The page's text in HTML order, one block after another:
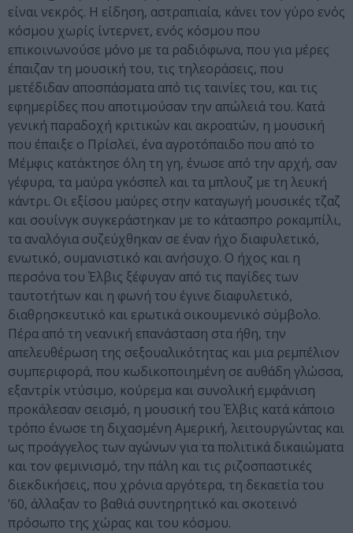
είναι νεκρός. Η είδηση, αστραπιαία, κάνει τον γύρο ενός
κόσμου χωρίς ίντερνετ, ενός κόσμου που
επικοινωνούσε μόνο με τα ραδιόφωνα, που για μέρες
έπαιζαν τη μουσική του, τις τηλεοράσεις, που
μετέδιδαν αποσπάσματα από τις ταινίες του, και τις
εφημερίδες που αποτιμούσαν την απώλειά του. Κατά
γενική παραδοχή κριτικών και ακροατών, η μουσική
που έπαιξε ο Πρίσλεϊ, ένα αγροτόπαιδο που από το
Μέμφις κατάκτησε όλη τη γη, ένωσε από την αρχή, σαν
γέφυρα, τα μαύρα γκόσπελ και τα μπλουζ με τη λευκή
κάντρι. Οι εξίσου μαύρες στην καταγωγή μουσικές τζαζ
και σουίνγκ συγκεράστηκαν με το κάτασπρο ροκαμπίλι,
τα αναλόγια συζεύχθηκαν σε έναν ήχο διαφυλετικό,
ενωτικό, ουμανιστικό και ανήσυχο. Ο ήχος και η
περσόνα του Έλβις ξέφυγαν από τις παγίδες των
ταυτοτήτων και η φωνή του έγινε διαφυλετικό,
διαθρησκευτικό και ερωτικά οικουμενικό σύμβολο.
Πέρα από τη νεανική επανάσταση στα ήθη, την
απελευθέρωση της σεξουαλικότητας και μια ρεμπέλιον
συμπεριφορά, που κωδικοποιημένη σε αυθάδη γλώσσα,
εξαντρίκ ντύσιμο, κούρεμα και συνολική εμφάνιση
προκάλεσαν σεισμό, η μουσική του Έλβις κατά κάποιο
τρόπο ένωσε τη διχασμένη Αμερική, λειτουργώντας και
ως προάγγελος των αγώνων για τα πολιτικά δικαιώματα
και τον φεμινισμό, την πάλη και τις ριζοσπαστικές
διεκδικήσεις, που χρόνια αργότερα, τη δεκαετία του
’60, άλλαξαν το βαθιά συντηρητικό και σκοτεινό
πρόσωπο της χώρας και του κόσμου.